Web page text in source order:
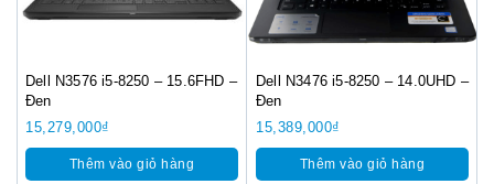
Dell N3576 i5-8250 – 15.6FHD –
Đen
15,279,000₫
Thêm vào giỏ hàng
Dell N3476 i5-8250 – 14.0UHD –
Đen
15,389,000₫
Thêm vào giỏ hàng